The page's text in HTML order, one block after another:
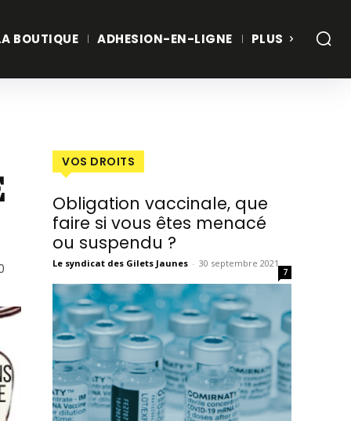
BOUTIQUE ADHESION-EN-LIGNE PLUS
VOS DROITS
Obligation vaccinale, que
faire si vous êtes menacé
ou suspendu ?
Le syndicat des Gilets Jaunes - 30 septembre 2021
7